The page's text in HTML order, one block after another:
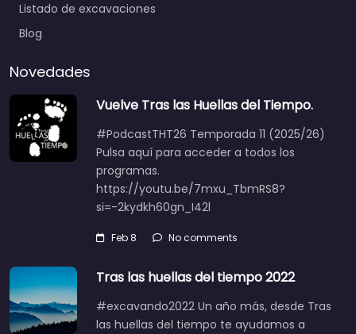
Listado de excavaciones
Blog
Novedades
Vuelve Tras las Huellas del Tiempo.
#PodcastTHT26 Temporada 11 (2025/26)
Pulsa aquí para acceder a todos los
programas.
https://youtu.be/7mxu_TbmRS8?
si=-2kydkh60gn_I42l
Feb 8 No comments
Tras las huellas del tiempo 2022
#excavando2022 Un año más, desde Tras
las huellas del tiempo te ayudamos a